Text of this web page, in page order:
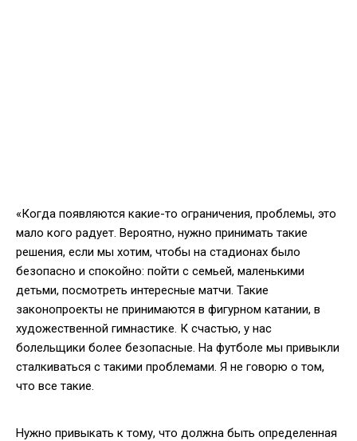
«Когда появляются какие-то ограничения, проблемы, это
мало кого радует. Вероятно, нужно принимать такие
решения, если мы хотим, чтобы на стадионах было
безопасно и спокойно: пойти с семьей, маленькими
детьми, посмотреть интересные матчи. Такие
законопроекты не принимаются в фигурном катании, в
художественной гимнастике. К счастью, у нас
болельщики более безопасные. На футболе мы привыкли
сталкиваться с такими проблемами. Я не говорю о том,
что все такие.
Нужно привыкать к тому, что должна быть определенная